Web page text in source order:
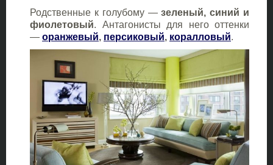
Родственные к голубому —зеленый, синий и
фиолетовый. Антагонисты для него оттенки
— оранжевый, персиковый, коралловый.